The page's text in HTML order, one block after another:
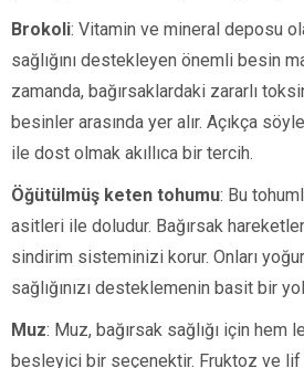
Brokoli: Vitamin ve mineral deposu
sağlığını destekleyen önemli besin
zamanda, bağırsaklardaki zararlı
besinler arasında yer alır. Açıkça
ile dost olmak akıllıca bir tercih.
Öğütülmüş keten tohumu: Bu
asitleri ile doludur. Bağırsak
sindirim sisteminizi korur. Onları
sağlığınızı desteklemenin basit bir
Muz: Muz, bağırsak sağlığı için hem
besleyici bir seçenektir. Fruktoz ve